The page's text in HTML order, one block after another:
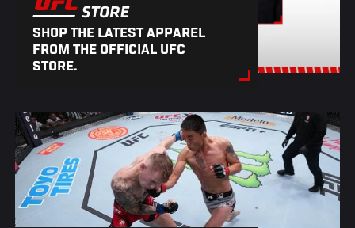
SHOP THE LATEST APPAREL
FROM THE OFFICIAL UFC
STORE.